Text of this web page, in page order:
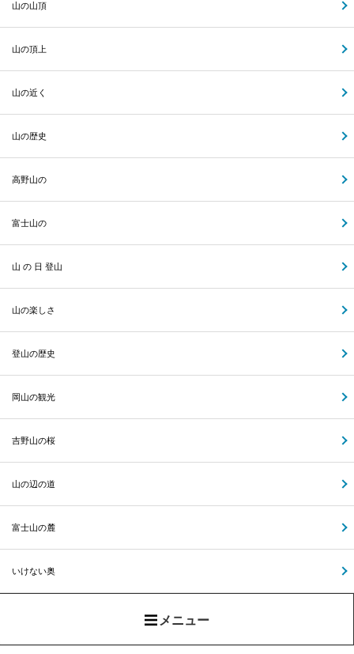
山の山頂
山の頂上
山の近く
山の歴史
高野山の
富士山の
山 の 日 登山
山の楽しさ
登山の歴史
岡山の観光
吉野山の桜
山の辺の道
富士山の麓
いけない奥
メニュー